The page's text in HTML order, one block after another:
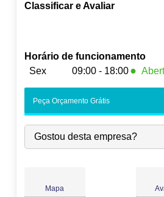
Classificar e Avaliar
Horário de funcionamento
Sex
09:00 - 18:00 ●
-
Qua:
09:00-18:00
Qui:
09:00-18:00
●
Peça Orçamento Grátis
Gostou desta empresa?
Mapa